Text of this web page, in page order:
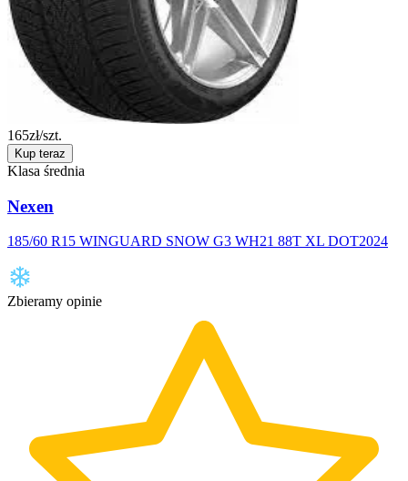
165zł/szt.
Kup teraz
Klasa średnia
Nexen
185/60 R15 WINGUARD SNOW G3 WH21 88T XL DOT2024
Zbieramy opinie